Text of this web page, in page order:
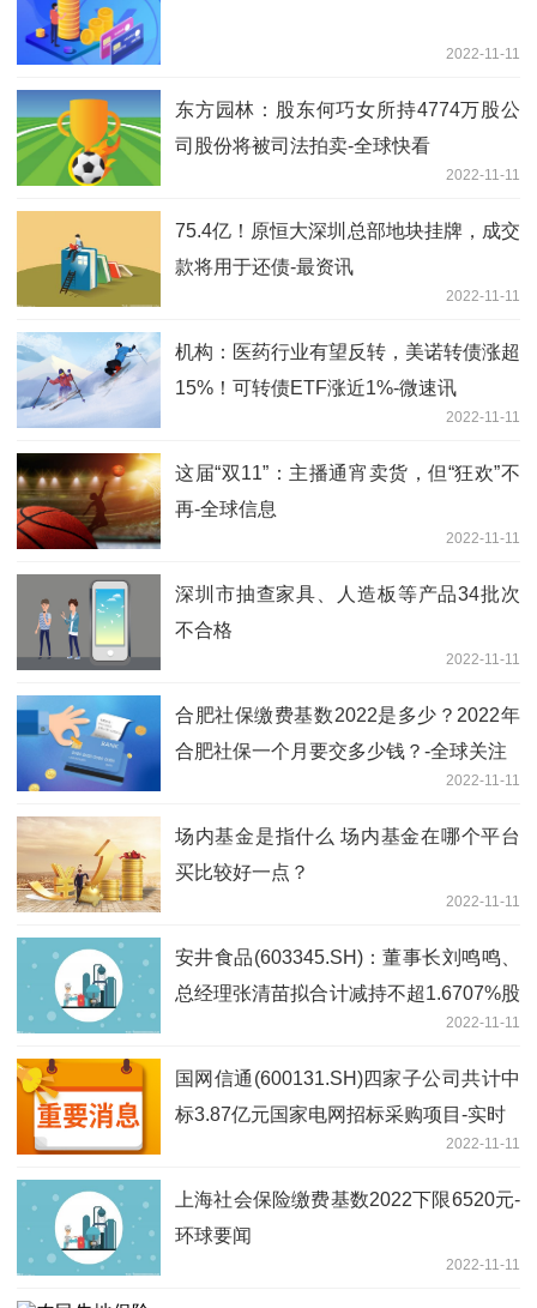
2022-11-11
东方园林：股东何巧女所持4774万股公
司股份将被司法拍卖-全球快看
2022-11-11
75.4亿！原恒大深圳总部地块挂牌，成交
款将用于还债-最资讯
2022-11-11
机构：医药行业有望反转，美诺转债涨超
15%！可转债ETF涨近1%-微速讯
2022-11-11
这届“双11”：主播通宵卖货，但“狂欢”不
再-全球信息
2022-11-11
深圳市抽查家具、人造板等产品34批次
不合格
2022-11-11
合肥社保缴费基数2022是多少？2022年
合肥社保一个月要交多少钱？-全球关注
2022-11-11
场内基金是指什么 场内基金在哪个平台
买比较好一点？
2022-11-11
安井食品(603345.SH)：董事长刘鸣鸣、
总经理张清苗拟合计减持不超1.6707%股
2022-11-11
国网信通(600131.SH)四家子公司共计中
标3.87亿元国家电网招标采购项目-实时
2022-11-11
上海社会保险缴费基数2022下限6520元-
环球要闻
2022-11-11